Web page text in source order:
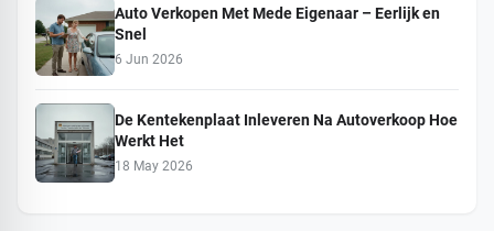
Auto Verkopen Met Mede Eigenaar – Eerlijk en
Snel
6 Jun 2026
De Kentekenplaat Inleveren Na Autoverkoop Hoe
Werkt Het
18 May 2026